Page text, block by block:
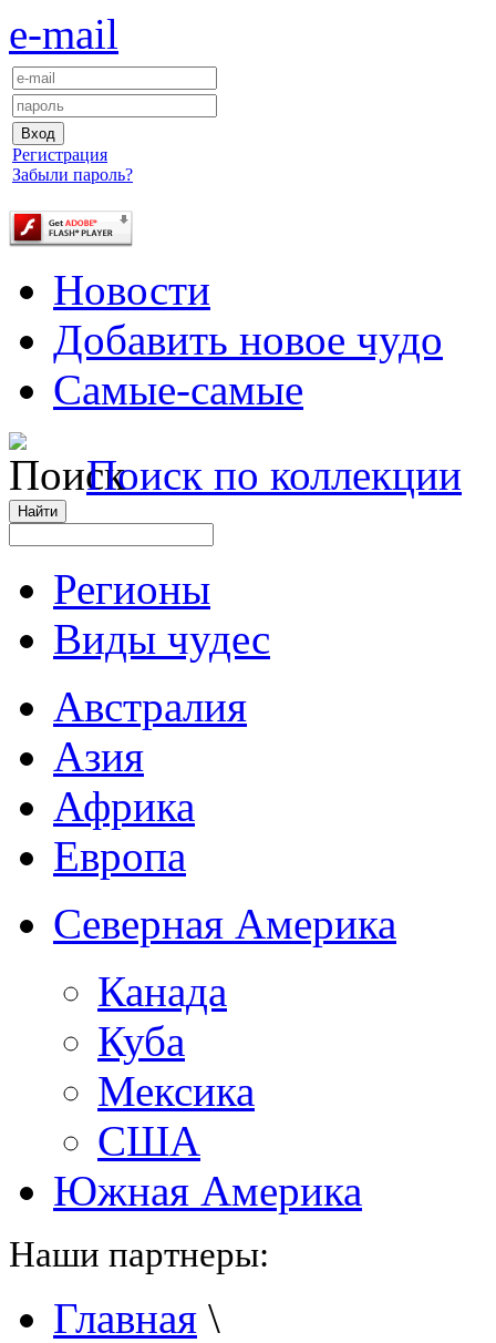
e-mail
Регистрация
Забыли пароль?
Новости
Добавить новое чудо
Самые-самые
Поиск по коллекции
Регионы
Виды чудес
Австралия
Азия
Африка
Европа
Северная Америка
Канада
Куба
Мексика
США
Южная Америка
Наши партнеры:
Главная \